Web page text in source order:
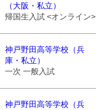
（大阪・私立）
帰国生入試 <オンライン>
神戸野田高等学校（兵
庫・私立）
一次 一般入試
神戸野田高等学校（兵